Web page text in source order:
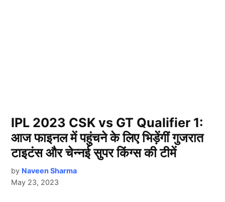
IPL 2023 CSK vs GT Qualifier 1:
आज फाइनल में पहुंचने के लिए भिड़ेंगीं गुजरात
टाइटंस और चेन्नई सुपर किंग्स की टीमें
by Naveen Sharma
May 23, 2023